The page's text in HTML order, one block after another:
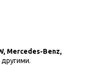
Mercedes-Benz,
другими.